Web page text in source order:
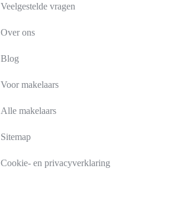
Veelgestelde vragen
Over ons
Blog
Voor makelaars
Alle makelaars
Sitemap
Cookie- en privacyverklaring